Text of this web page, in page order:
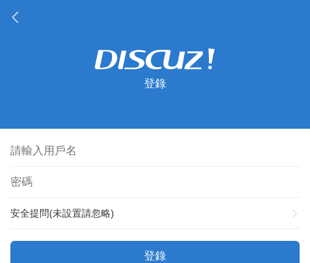
登錄
安全提問(未設置請忽略)
登錄